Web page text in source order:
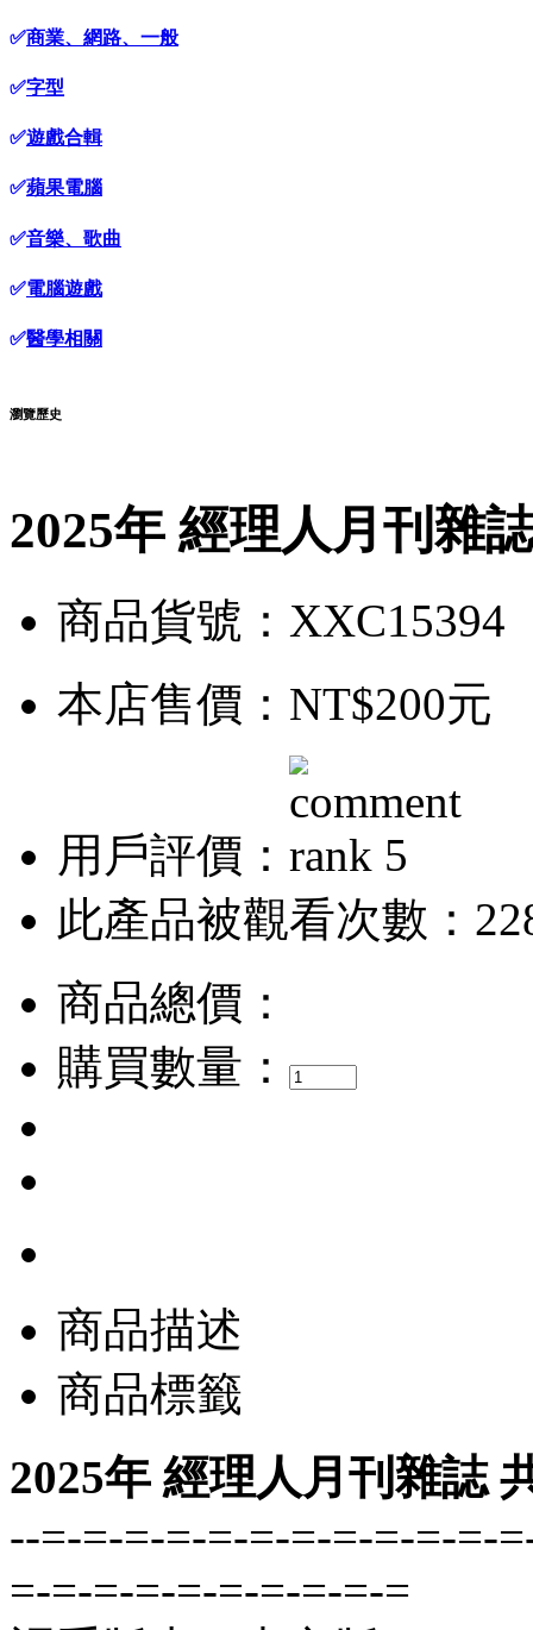
✅商業、網路、一般
✅字型
✅遊戲合輯
✅蘋果電腦
✅音樂、歌曲
✅電腦遊戲
✅醫學相關
瀏覽歷史
2025年 經理人月刊雜
商品貨號：XXC15394
本店售價： NT$200元
用戶評價：
此產品被觀看次數：
商品總價：
購買數量：
商品描述
商品標籤
2025年 經理人月刊雜誌
--=-=-=-=-=-=-=-=-=-=-=-
=-=-=-=-=-=-=-=-=-=